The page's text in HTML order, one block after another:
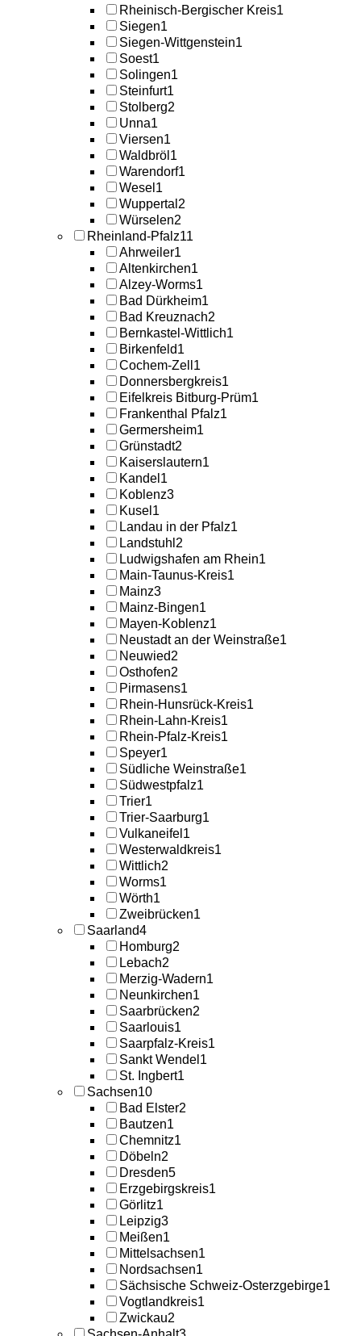
Rheinisch-Bergischer Kreis1
Siegen1
Siegen-Wittgenstein1
Soest1
Solingen1
Steinfurt1
Stolberg2
Unna1
Viersen1
Waldbröl 1
Warendorf1
Wesel 1
Wuppertal 2
Würselen2
Rheinland-Pfalz11
Ahrweiler1
Altenkirchen1
Alzey-Worms1
Bad Dürkheim1
Bad Kreuznach2
Bernkastel-Wittlich1
Birkenfeld1
Cochem-Zell 1
Donnersbergkreis1
Eifelkreis Bitburg-Prüm1
Frankenthal Pfalz1
Germersheim1
Grünstadt2
Kaiserslautern1
Kandel 1
Koblenz3
Kusel 1
Landau in der Pfalz1
Landstuhl 2
Ludwigshafen am Rhein1
Main-Taunus-Kreis1
Mainz3
Mainz-Bingen1
Mayen-Koblenz1
Neustadt an der Weinstraße1
Neuwied2
Osthofen2
Pirmasens1
Rhein-Hunsrück-Kreis1
Rhein-Lahn-Kreis1
Rhein-Pfalz-Kreis1
Speyer1
Südliche Weinstraße1
Südwestpfalz1
Trier1
Trier-Saarburg1
Vulkaneifel 1
Westerwaldkreis1
Wittlich2
Worms1
Wörth1
Zweibrücken1
Saarland4
Homburg2
Lebach2
Merzig-Wadern1
Neunkirchen1
Saarbrücken2
Saarlouis1
Saarpfalz-Kreis1
Sankt Wendel 1
St. Ingbert1
Sachsen10
Bad Elster2
Bautzen1
Chemnitz1
Döbeln2
Dresden5
Erzgebirgskreis1
Görlitz1
Leipzig3
Meißen1
Mittelsachsen1
Nordsachsen1
Sächsische Schweiz-Osterzgebirge1
Vogtlandkreis1
Zwickau2